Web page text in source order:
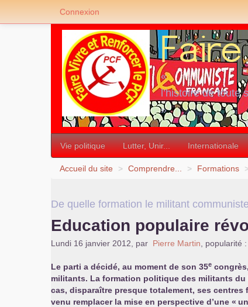
«
l’histoire de toute
»
Vie politique Lutter, Unir... Internationale
Accueil du site > Comprendre... > Formations >
De quelle formation le militant
Education populaire
Lundi 16 janvier 2012 par Pierre Martin popularité
Le parti a décidé, au moment de son 35e
militants. La formation politique des militants du
cas, disparaître presque totalement, ses
venu remplacer la mise en perspective d’une «
Connexion